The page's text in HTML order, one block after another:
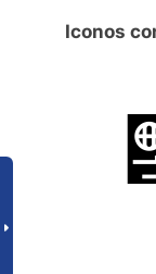
Iconos